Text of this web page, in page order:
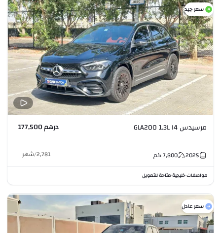
سعر جيد
مرسيدس GLA200 1.3L I4 درهم 177,500
2025
7,800كم 2,781
/شهر
مواصفات خليجية•متاحة للتمويل
سعر عادل